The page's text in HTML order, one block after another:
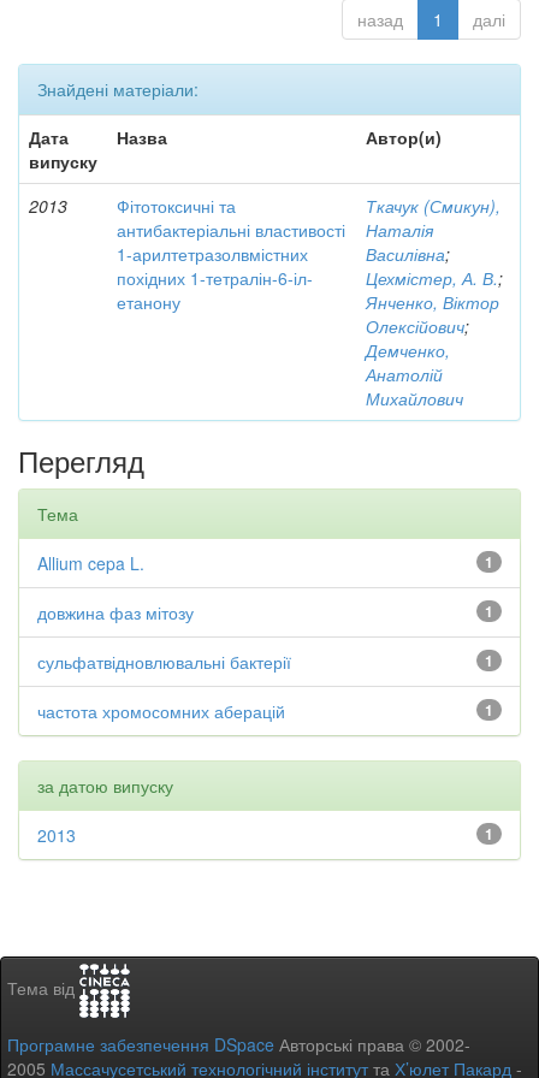
назад 1 далі
Знайдені матеріали:
Дата
випуску
Назва Автор(и)
2013
Фітотоксичні та
антибактеріальні властивості
1-арилтетразолвмістних
похідних 1-тетралін-6-іл-
етанону
Ткачук (Смикун),
Наталія
Василівна;
Цехмістер, А. В.;
Янченко, Віктор
Олексійович;
Демченко,
Анатолій
Михайлович
Перегляд
Тема
1
Allium cepa L.
1
довжина фаз мітозу
1
сульфатвідновлювальні бактерії
1
частота хромосомних аберацій
за датою випуску
1
2013
Тема від
Програмне забезпечення DSpace Авторські права © 2002-
2005 Массачусетський технологічний інститутта Х’юлет Пакард -